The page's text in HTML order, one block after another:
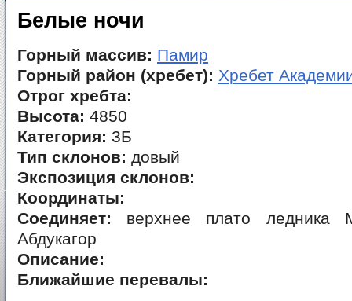
Белые ночи
Горный массив: Памир
Горный район (хребет): Хребет
Отрог хребта:
Высота: 4850
Категория: 3Б
Тип склонов: довый
Экспозиция склонов:
Координаты:
Соединяет: верхнее плато ледника
Абдукагор
Описание:
Ближайшие перевалы: